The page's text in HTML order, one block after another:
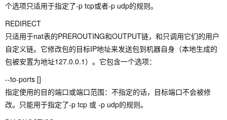
个选项只适用于指定了-p tcp或者-p udp的规则。
REDIRECT
只适用于nat表的PREROUTING和OUTPUT链，和只调用它们的用户
自定义链。它修改包的目标IP地址来发送包到机器自身（本地生成的
包被安置为地址127.0.0.1）。它包含一个选项：
--to-ports []
指定使用的目的端口或端口范围：不指定的话，目标端口不会被修
改。只能用于指定了-p tcp 或 -p udp的规则。